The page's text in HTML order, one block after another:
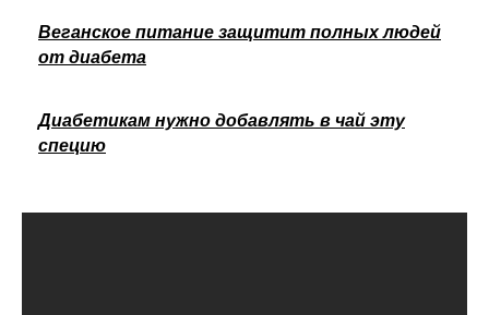
Веганское питание защитит полных людей
от диабета
Диабетикам нужно добавлять в чай эту
специю